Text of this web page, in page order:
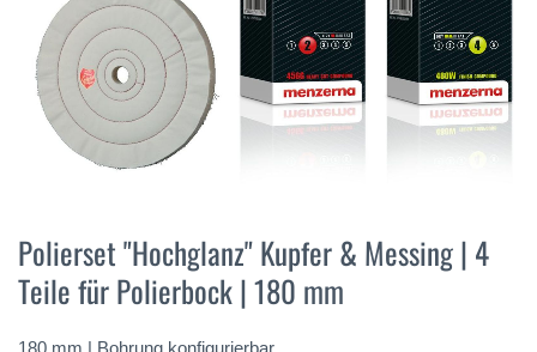
der
Bildergalerie
springen
Polierset "Hochglanz" Kupfer & Messing | 4
Teile für Polierbock | 180 mm
180 mm | Bohrung konfigurierbar